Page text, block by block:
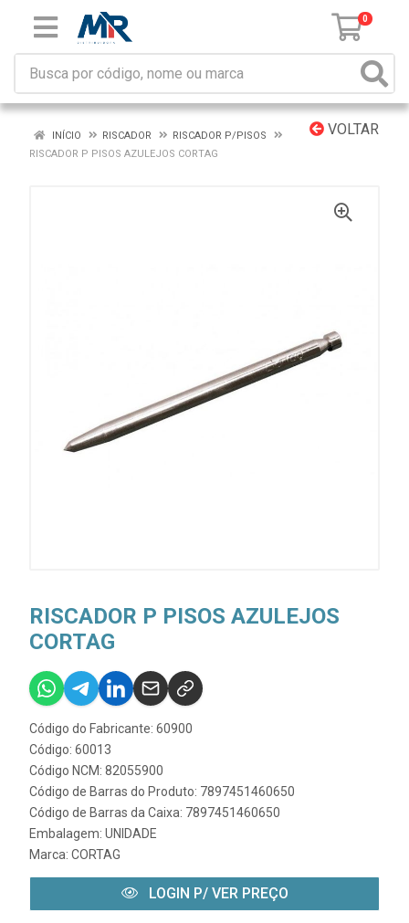
0
VOLTAR
INÍCIO RISCADOR
RISCADOR P/PISOS
RISCADOR P PISOS AZULEJOS CORTAG
RISCADOR P PISOS AZULEJOS
CORTAG
Código do Fabricante: 60900
Código: 60013
Código NCM: 82055900
Código de Barras do Produto: 7897451460650
Código de Barras da Caixa: 7897451460650
Embalagem: UNIDADE
Marca: CORTAG
LOGIN P/ VER PREÇO